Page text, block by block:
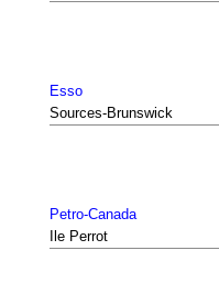
Esso
Sources-Brunswick
Petro-Canada
Ile Perrot